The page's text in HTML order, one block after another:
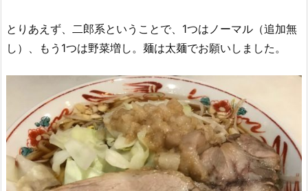
とりあえず、二郎系ということで、1つはノーマル（追加無
し）、もう1つは野菜増し。麺は太麺でお願いしました。